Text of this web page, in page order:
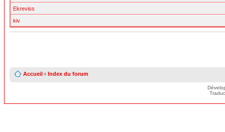
Ekreviss
kiv
Accueil ‹ Index du forum